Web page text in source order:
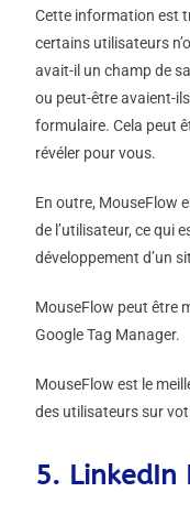
Cette information est
certains utilisateurs
avait-il un champ de
ou peut-être avaient-
formulaire. Cela peut
révéler pour vous.
En outre, MouseFlow
de l’utilisateur, ce qui
développement d’un
MouseFlow peut être
Google Tag Manager.
MouseFlow est le
des utilisateurs sur
5. LinkedIn